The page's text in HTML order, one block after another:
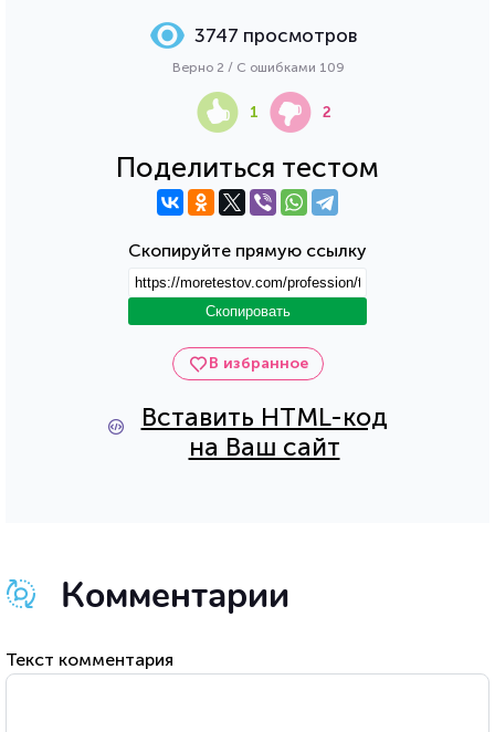
В избранное
Вставить HTML-код
на Ваш сайт
Поделиться тестом
Скопируйте прямую ссылку
Скопировать
3747 просмотров
Верно 2 / С ошибками 109
1 2
Комментарии
Текст комментария